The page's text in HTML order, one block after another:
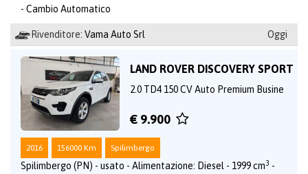
- Cambio Automatico
Rivenditore: Vama Auto Srl Oggi
LAND ROVER DISCOVERY SPORT
2.0 TD4 150 CV Auto Premium Busine
€ 9.900
2016 156000 Km Spilimbergo
Spilimbergo (PN) - usato - Alimentazione: Diesel - 1999 cm3 -